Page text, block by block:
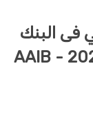
فى البنك
العربي الأفريقي الدولي لعام 2025 - AAIB